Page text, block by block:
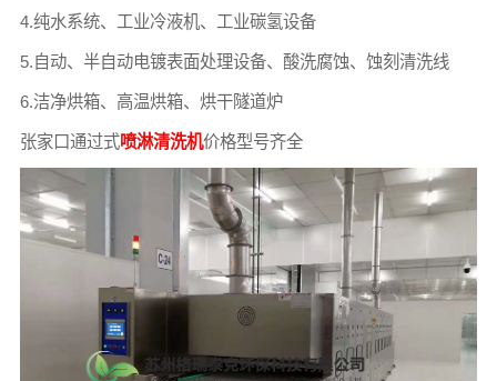
4.纯水系统、工业冷液机、工业碳氢设备
5.自动、半自动电镀表面处理设备、酸洗腐蚀、蚀刻清洗线
6.洁净烘箱、高温烘箱、烘干隧道炉
张家口通过式喷淋清洗机价格型号齐全